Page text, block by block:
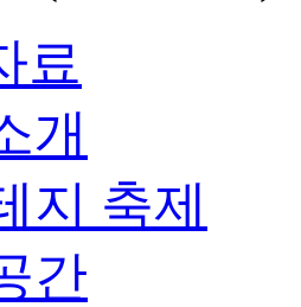
료
개
지 축제
간